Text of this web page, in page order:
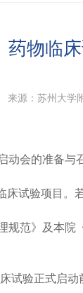
药物临
来源：苏州大学
动会的准备与
床试验项目。
规范》及本院
试验正式启